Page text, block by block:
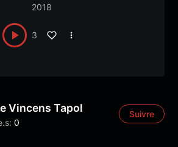
2018
3
Vincens Tapol
0
Suivre